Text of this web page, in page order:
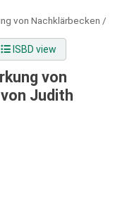
von Nachklärbecken /
ISBD view
von
Judith